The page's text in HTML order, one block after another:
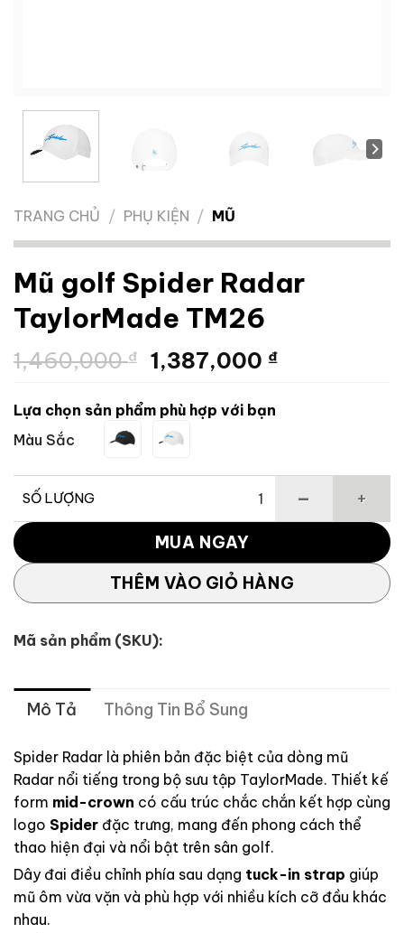
TRANG CHỦ / PHỤ KIỆN / MŨ
Mũ golf Spider Radar
TaylorMade TM26
1,460,000₫
Giá
là:
1,460,000 ₫.
1,387,000 ₫Giá
Lựa chọn sản phẩm phù hợp với bạn
Màu Sắc
SỐ LƯỢNG
Mũ golf Spider Radar TaylorMade TM26 số lượng
THÊM VÀO GIỎ HÀNG
MUA NGAY
Mã sản phẩm (SKU):
Mô Tả Thông Tin Bổ Sung
Spider Radar là phiên bản đặc biệt của dòng mũ
Radar nổi tiếng trong bộ sưu tập TaylorMade. Thiết kế
form mid-crown có cấu trúc chắc chắn kết hợp cùng
logo Spider đặc trưng, mang đến phong cách thể
thao hiện đại và nổi bật trên sân golf.
Dây đai điều chỉnh phía sau dạng tuck-in strap giúp
mũ ôm vừa vặn và phù hợp với nhiều kích cỡ đầu khác
nhau.